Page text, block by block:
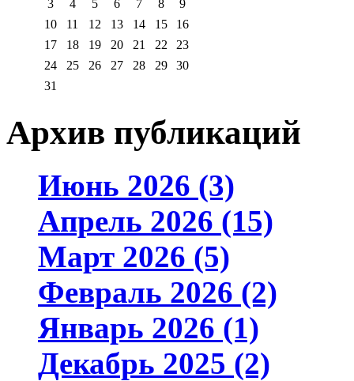
3 4 5 6 7 8
9
10
11 12 13 14 15
16
17
18 19 20 21 22
23
24
25 26 27 28 29
30
31
Архив публикаций
Июнь 2026 (3)
Апрель 2026 (15)
Март 2026 (5)
Февраль 2026 (2)
Январь 2026 (1)
Декабрь 2025 (2)